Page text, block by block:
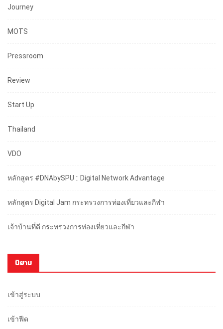
Journey
MOTS
Pressroom
Review
Start Up
Thailand
VDO
หลักสูตร #DNAbySPU :: Digital Network Advantage
หลักสูตร Digital Jam กระทรวงการท่องเที่ยวและกีฬา
เจ้าบ้านที่ดี กระทรวงการท่องเที่ยวและกีฬา
นิยาม
เข้าสู่ระบบ
เข้าฟีด